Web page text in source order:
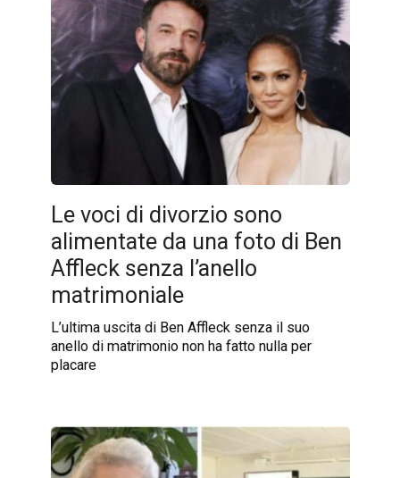
Le voci di divorzio sono
alimentate da una foto di Ben
Affleck senza l’anello
matrimoniale
L’ultima uscita di Ben Affleck senza il suo
anello di matrimonio non ha fatto nulla per
placare